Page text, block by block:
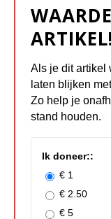
ARTIKEL!
Als je dit artikel
laten blijken
Zo help je
stand houden.
Ik doneer::
€ 1
€ 2.50
€ 5